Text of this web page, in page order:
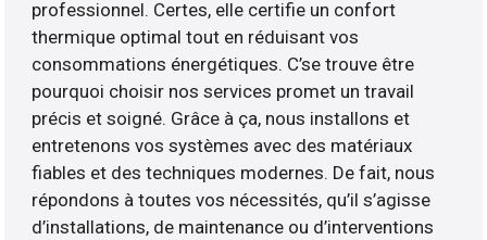
professionnel. Certes, elle certifie un confort
thermique optimal tout en réduisant vos
consommations énergétiques. C’se trouve être
pourquoi choisir nos services promet un travail
précis et soigné. Grâce à ça, nous installons et
entretenons vos systèmes avec des matériaux
fiables et des techniques modernes. De fait, nous
répondons à toutes vos nécessités, qu’il s’agisse
d’installations, de maintenance ou d’interventions